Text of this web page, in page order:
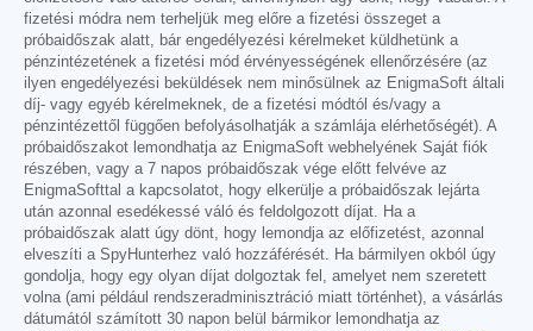
fizetési módra nem terheljük meg előre a fizetési összeget a
próbaidőszak alatt, bár engedélyezési kérelmeket küldhetünk a
pénzintézetének a fizetési mód érvényességének ellenőrzésére (az
ilyen engedélyezési beküldések nem minősülnek az EnigmaSoft általi
díj- vagy egyéb kérelmeknek, de a fizetési módtól és/vagy a
pénzintézettől függően befolyásolhatják a számlája elérhetőségét). A
próbaidőszakot lemondhatja az EnigmaSoft webhelyének Saját fiók
részében, vagy a 7 napos próbaidőszak vége előtt felvéve az
EnigmaSofttal a kapcsolatot, hogy elkerülje a próbaidőszak lejárta
után azonnal esedékessé váló és feldolgozott díjat. Ha a
próbaidőszak alatt úgy dönt, hogy lemondja az előfizetést, azonnal
elveszíti a SpyHunterhez való hozzáférését. Ha bármilyen okból úgy
gondolja, hogy egy olyan díjat dolgoztak fel, amelyet nem szeretett
volna (ami például rendszeradminisztráció miatt történhet), a vásárlás
dátumától számított 30 napon belül bármikor lemondhatja az